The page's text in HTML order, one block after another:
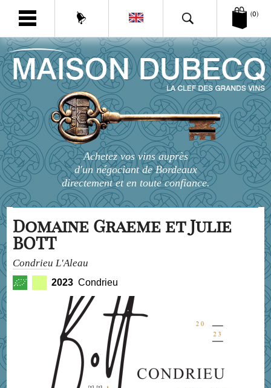
(0)
Achetez vos vins auprès
d'un négociant de Bordeaux
directement et en toute confiance.
Domaine Graeme et Julie
BOTT
Condrieu L'Aleau
2023 Condrieu